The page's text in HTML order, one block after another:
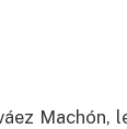
Machón,